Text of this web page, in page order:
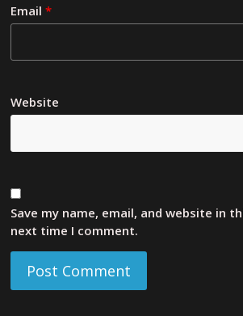
Email*
Website
Save my name, email, and website in
next time I comment.